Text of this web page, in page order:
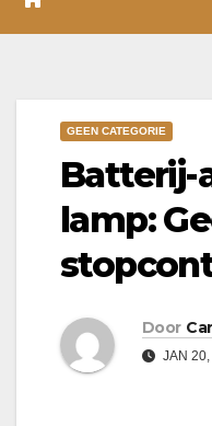
GEEN CATEGORIE
Batterij-
lamp:
Door
JAN